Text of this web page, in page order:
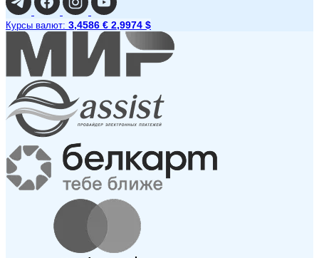
Курсы валют: 3,4586 € 2,9974 $